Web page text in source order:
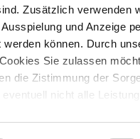
Zusätzlich verwenden
und Anzeige
können. Durch
Sie zulassen
die Zistimmung der
nicht alle